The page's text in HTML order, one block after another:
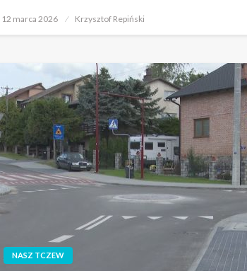
Opublikowane
12 marca 2026 Krzysztof Repiński
NASZ TCZEW